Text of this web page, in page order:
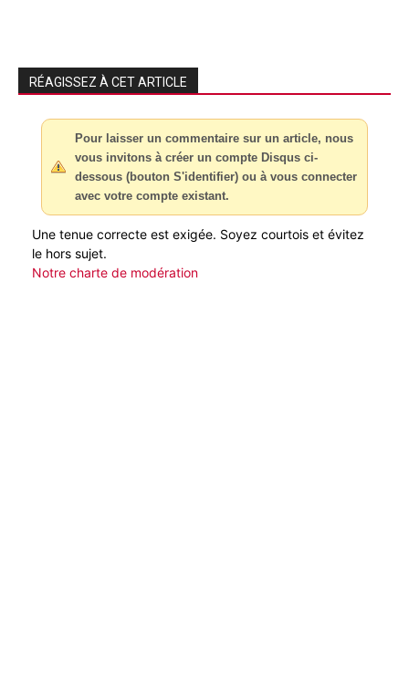
RÉAGISSEZ À CET ARTICLE
Pour laisser un commentaire sur un article, nous
vous invitons à créer un compte Disqus ci-
dessous (bouton S'identifier) ou à vous connecter
avec votre compte existant.
Une tenue correcte est exigée. Soyez courtois et évitez
le hors sujet.
Notre charte de modération